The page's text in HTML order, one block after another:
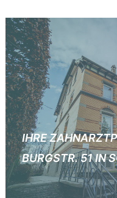
IHRE
BURGSTR. 51 IN